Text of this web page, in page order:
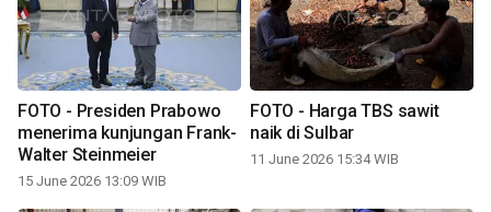
FOTO - Presiden Prabowo
menerima kunjungan Frank-
Walter Steinmeier
15 June 2026 13:09 WIB
FOTO - Harga TBS sawit
naik di Sulbar
11 June 2026 15:34 WIB